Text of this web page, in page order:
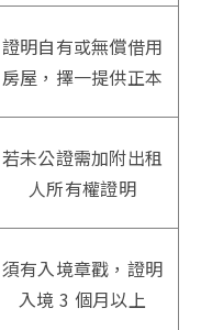
證明自有或無償借用
房屋，擇一提供正本
若未公證需加附出租
人所有權證明
須有入境章戳，證明
入境 3 個月以上